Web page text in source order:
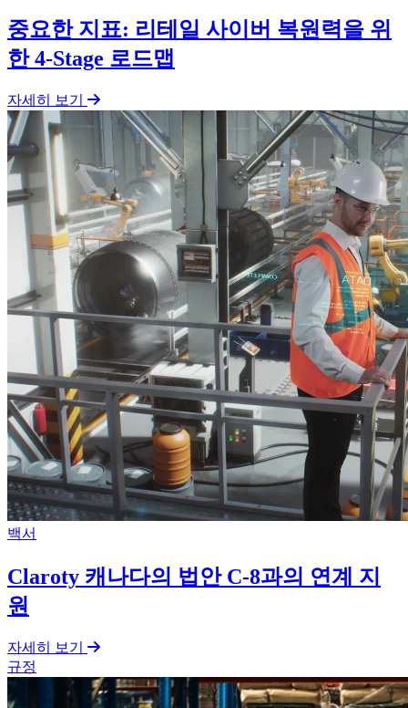
중요한 지표: 리테일 사이버 복원력을 위
한 4-Stage 로드맵
자세히 보기
백서
Claroty 캐나다의 법안 C-8과의 연계 지
원
자세히 보기
규정